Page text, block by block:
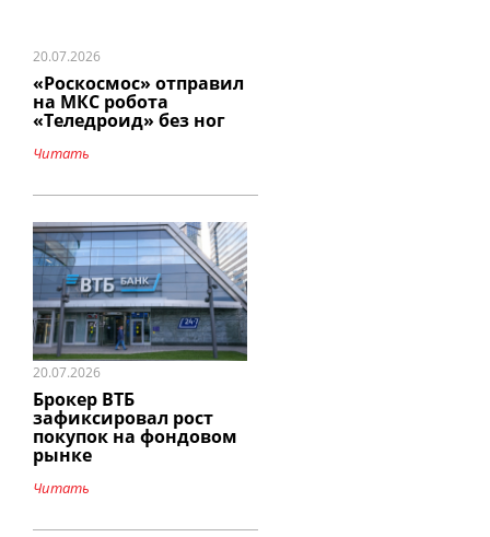
20.07.2026
«Роскосмос» отправил
на МКС робота
«Теледроид» без ног
Читать
20.07.2026
Брокер ВТБ
зафиксировал рост
покупок на фондовом
рынке
Читать